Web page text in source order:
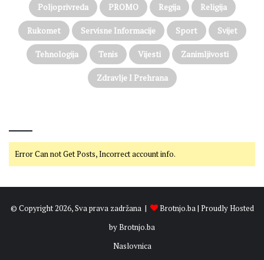
Poljoprivreda PROMO Regija Religija
Rukomet Servisne Informacije Sport Svijet
Tehnologija Tenis Vijesti Zanimljivosti
Zdravlje I Prehrana
Error Can not Get Posts, Incorrect account info.
© Copyright 2026, Sva prava zadržana | Brotnjo.ba| Proudly Hosted
byBrotnjo.ba
Naslovnica